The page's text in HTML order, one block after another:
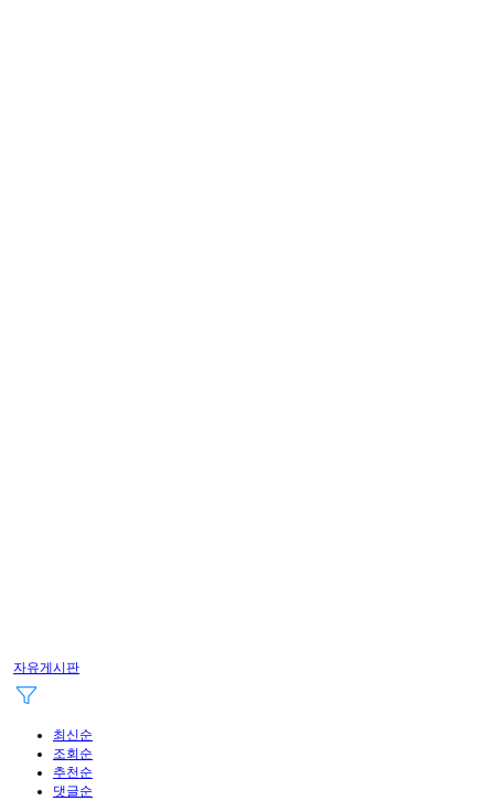
자유게시판
최신순
조회순
추천순
댓글순